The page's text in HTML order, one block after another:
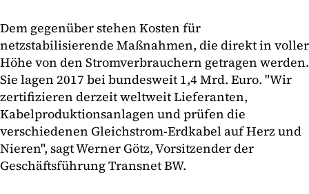
Dem gegenüber stehen Kosten für
netzstabilisierende Maßnahmen, die direkt in voller
Höhe von den Stromverbrauchern getragen werden.
Sie lagen 2017 bei bundesweit 1,4 Mrd. Euro. "Wir
zertifizieren derzeit weltweit Lieferanten,
Kabelproduktionsanlagen und prüfen die
verschiedenen Gleichstrom-Erdkabel auf Herz und
Nieren", sagt Werner Götz, Vorsitzender der
Geschäftsführung Transnet BW.